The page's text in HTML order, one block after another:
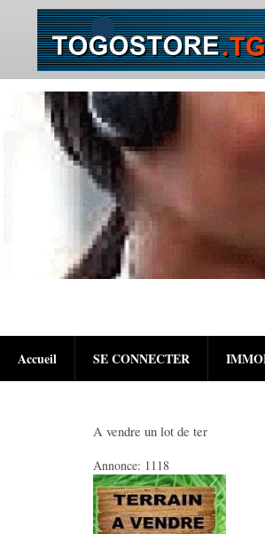
Accueil SE CONNECTER
A vendre un lot de ter
Annonce: 1118